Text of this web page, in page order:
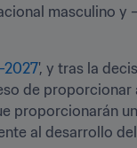
masculino
2027', y tras la
de
proporcionarán
al desarrollo